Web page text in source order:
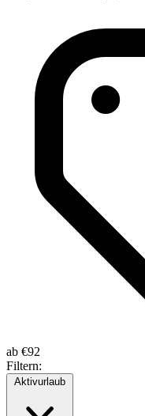
ab €92
Filtern:
Aktivurlaub